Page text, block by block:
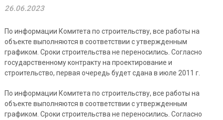
26.06.2023
По информации Комитета по строительству, все работы на
объекте выполняются в соответствии с утвержденным
графиком. Сроки строительства не переносились. Согласно
государственному контракту на проектирование и
строительство, первая очередь будет сдана в июле 2011 г.
По информации Комитета по строительству, все работы на
объекте выполняются в соответствии с утвержденным
графиком. Сроки строительства не переносились. Согласно